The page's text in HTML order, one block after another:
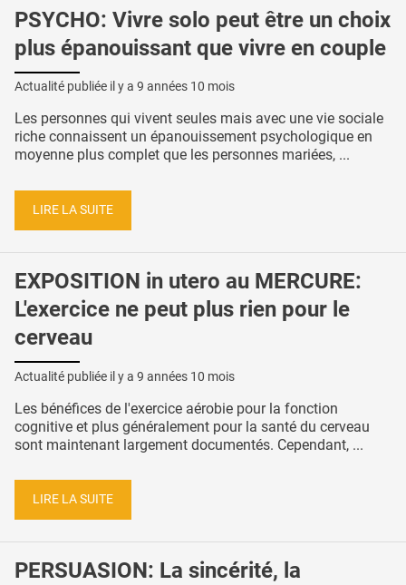
PSYCHO: Vivre solo peut être un choix
plus épanouissant que vivre en couple
Actualité publiée il y a 9 années 10 mois
Les personnes qui vivent seules mais avec une vie sociale
riche connaissent un épanouissement psychologique en
moyenne plus complet que les personnes mariées, ...
LIRE LA SUITE
EXPOSITION in utero au MERCURE:
L'exercice ne peut plus rien pour le
cerveau
Actualité publiée il y a 9 années 10 mois
Les bénéfices de l'exercice aérobie pour la fonction
cognitive et plus généralement pour la santé du cerveau
sont maintenant largement documentés. Cependant, ...
LIRE LA SUITE
PERSUASION: La sincérité, la